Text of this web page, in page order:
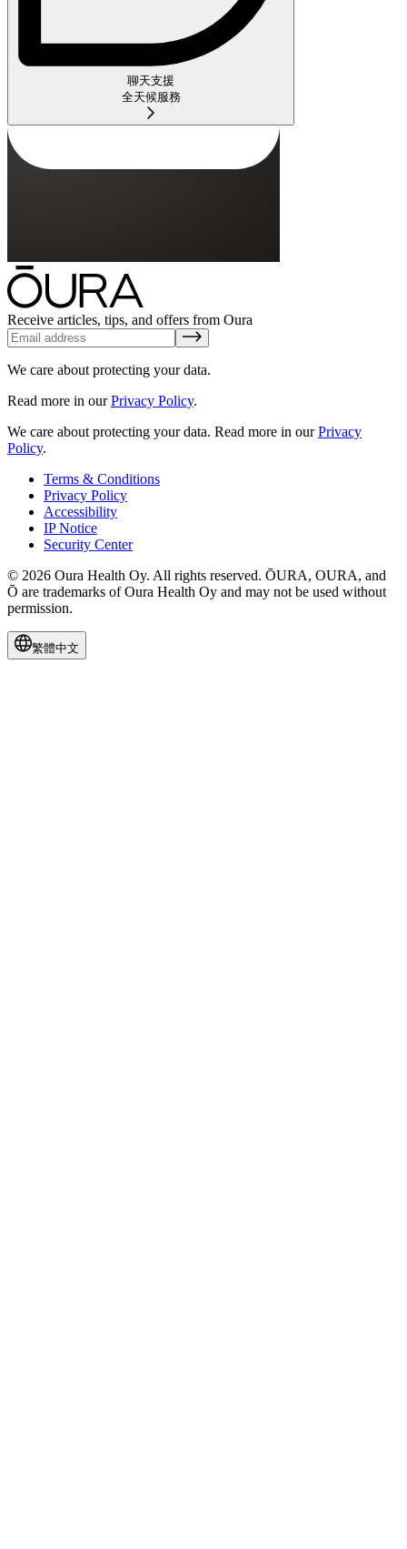
聊天支援
全天候服務
Receive articles, tips, and offers from Oura
We care about protecting your data.
Read more in ourPrivacy Policy.
We care about protecting your data. Read more in ourPrivacy
Policy.
Terms & Conditions
Privacy Policy
Accessibility
IP Notice
Security Center
© 2026 Oura Health Oy. All rights reserved. ŌURA, OURA, and
Ō are trademarks of Oura Health Oy and may not be used without
permission.
繁體中文